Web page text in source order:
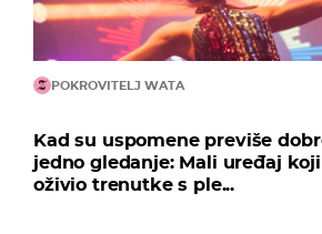
POKROVITELJ WATA
Kad su uspomene previše
jedno gledanje: Mali uređaj
oživio trenutke s ple...